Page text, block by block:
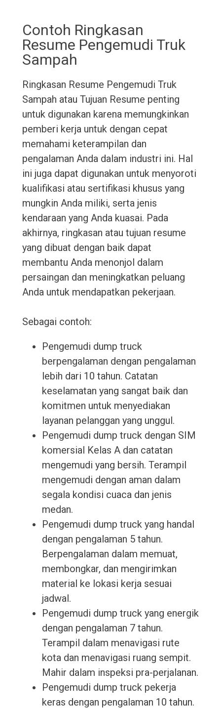
Contoh Ringkasan
Resume Pengemudi Truk
Sampah
Ringkasan Resume Pengemudi Truk
Sampah atau Tujuan Resume penting
untuk digunakan karena memungkinkan
pemberi kerja untuk dengan cepat
memahami keterampilan dan
pengalaman Anda dalam industri ini. Hal
ini juga dapat digunakan untuk menyoroti
kualifikasi atau sertifikasi khusus yang
mungkin Anda miliki, serta jenis
kendaraan yang Anda kuasai. Pada
akhirnya, ringkasan atau tujuan resume
yang dibuat dengan baik dapat
membantu Anda menonjol dalam
persaingan dan meningkatkan peluang
Anda untuk mendapatkan pekerjaan.
Sebagai contoh:
Pengemudi dump truck
berpengalaman dengan pengalaman
lebih dari 10 tahun. Catatan
keselamatan yang sangat baik dan
komitmen untuk menyediakan
layanan pelanggan yang unggul.
Pengemudi dump truck dengan SIM
komersial Kelas A dan catatan
mengemudi yang bersih. Terampil
mengemudi dengan aman dalam
segala kondisi cuaca dan jenis
medan.
Pengemudi dump truck yang handal
dengan pengalaman 5 tahun.
Berpengalaman dalam memuat,
membongkar, dan mengirimkan
material ke lokasi kerja sesuai
jadwal.
Pengemudi dump truck yang energik
dengan pengalaman 7 tahun.
Terampil dalam menavigasi rute
kota dan menavigasi ruang sempit.
Mahir dalam inspeksi pra-perjalanan.
Pengemudi dump truck pekerja
keras dengan pengalaman 10 tahun.